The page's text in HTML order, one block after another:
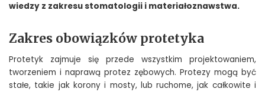
wiedzy z zakresu stomatologii i materiałoznawstwa.
Zakres obowiązków protetyka
Protetyk zajmuje się przede wszystkim projektowaniem,
tworzeniem i naprawą protez zębowych. Protezy mogą być
stałe, takie jak korony i mosty, lub ruchome, jak całkowite i